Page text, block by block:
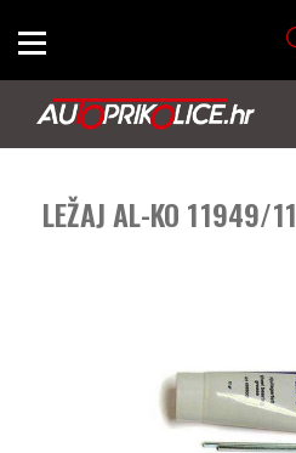
LEŽAJ AL-KO 11949/